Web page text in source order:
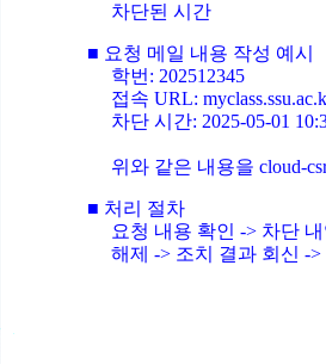
차단된 시간
■ 요청 메일 내용 작성 예시
학번: 202512345
접속 URL:
차단 시간: 2025-05-01
위와 같은 내용을 cloud-
■ 처리 절차
요청 내용 확인 -> 차단
해제 -> 조치 결과 회신 ->